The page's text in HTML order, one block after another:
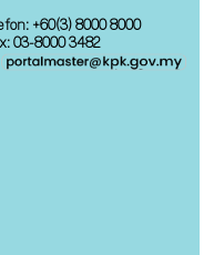
+60(3) 8000 8000
03-8000 3482